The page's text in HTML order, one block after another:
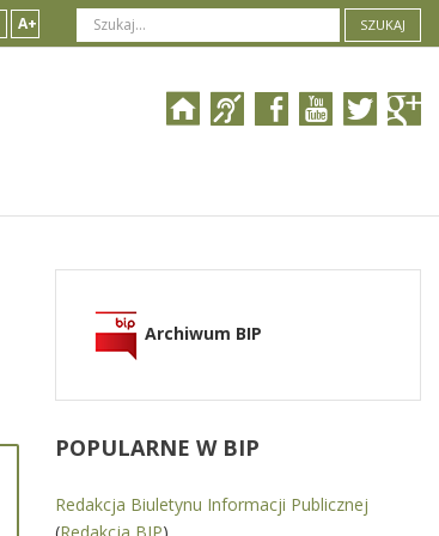
A+ SZUKAJ
Archiwum BIP
POPULARNE W BIP
Redakcja Biuletynu Informacji Publicznej